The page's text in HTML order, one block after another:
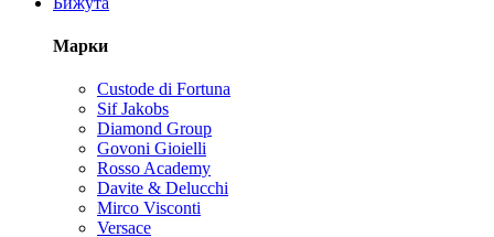
Марки
Custode di Fortuna
Sif Jakobs
Diamond Group
Govoni Gioielli
Rosso Academy
Davite & Delucchi
Mirco Visconti
Versace